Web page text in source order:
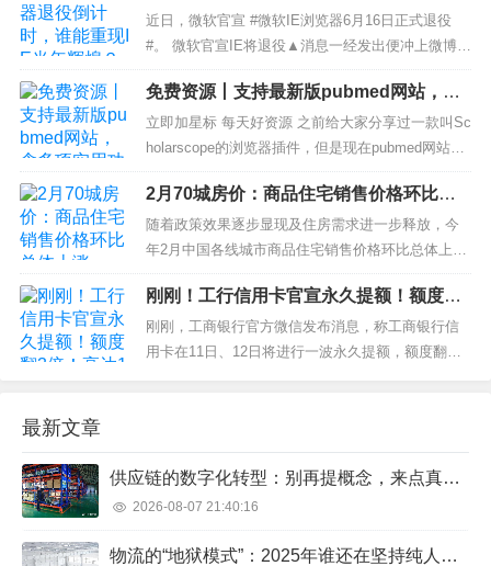
一个不同寻常的情况。 通常情况下，一个面临国际
制裁和重大军事冲突的国家会出现投资者逃离和资
本持续外流，...
年辉煌？
近日，微软官宣 #微软IE浏览器6月16日正式退役
#。 微软官宣IE将退役▲消息一经发出便冲上微博热
搜，网友纷纷感慨“爷青结”。从曾经市占率高达95%
的辉煌巅峰到如今不值一提的市占率，不过27年时
间。这个陪伴了几代人青春的浏览器，也将退出历
史舞台。 那么，IE 退役之后，哪...
免费资源丨支持最新版pubmed网站，含
多项实用功能包括全文下载的浏览器插件
限时分享
立即加星标 每天好资源 之前给大家分享过一款叫Sc
holarscope的浏览器插件，但是现在pubmed网站改
版成新版，v3.0.16以及之前的版本已经无法使用
了。今天小编给大家带来最新的v3.0.18和v3.1.1两
个版本，因此请大家卸载之前的插件，安装新插件
吧。...
2月70城房价：商品住宅销售价格环比总
体上涨
随着政策效果逐步显现及住房需求进一步释放，今
年2月中国各线城市商品住宅销售价格环比总体上
涨。 3月16日，国家统计局发布数据显示，70个大
中城市中商品住宅销售价格环比上涨城市个数继续
增加，各线城市商品住宅销售价格环比总体上涨，
一线城市商品住宅销售价格同比上涨、二三线城市
刚刚！工行信用卡官宣永久提额！额度翻3
倍！高达10万
刚刚，工商银行官方微信发布消息，称工商银行信
用卡在11日、12日将进行一波永久提额，额度翻至3
73806481】...
最新文章
供应链的数字化转型：别再提概念，来点真东西
2026-08-07 21:40:16
物流的“地狱模式”：2025年谁还在坚持纯人工搬运？